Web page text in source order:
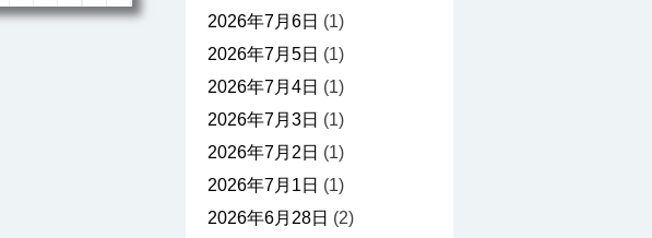
2026年7月6日 (1)
2026年7月5日 (1)
2026年7月4日 (1)
2026年7月3日 (1)
2026年7月2日 (1)
2026年7月1日 (1)
2026年6月28日 (2)